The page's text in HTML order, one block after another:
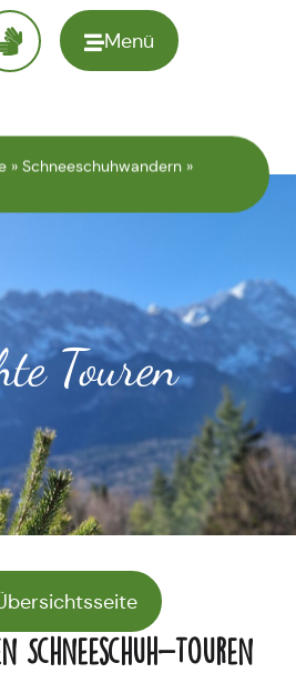
Menü
» Schneeschuhwandern »
Touren
Schneeschuh-Touren